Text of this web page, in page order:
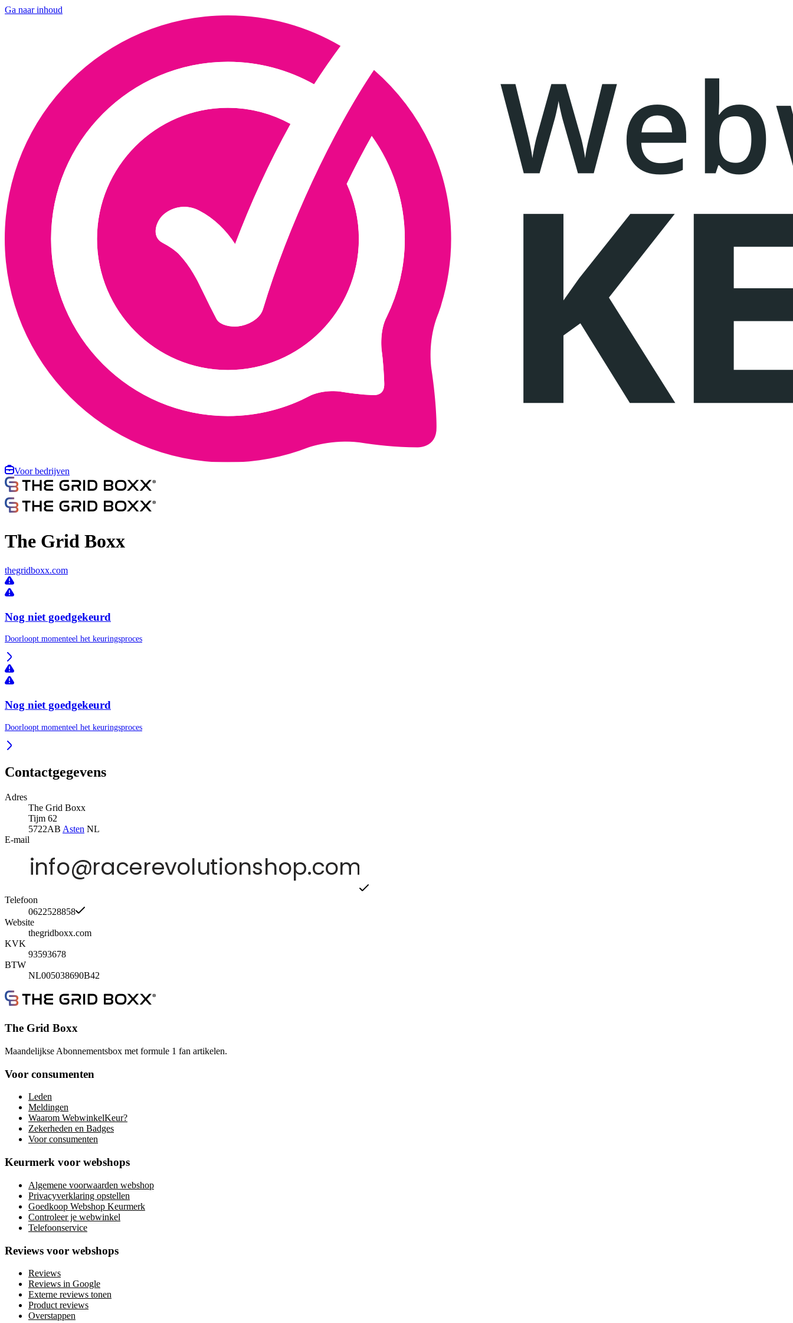
Ga naar inhoud
Voor bedrijven
The Grid Boxx
thegridboxx.com
Nog niet goedgekeurd
Doorloopt momenteel het keuringsproces
Nog niet goedgekeurd
Doorloopt momenteel het keuringsproces
Contactgegevens
Adres
The Grid Boxx
Tijm 62
5722AB Asten NL
E-mail
Telefoon
0622528858
Website
thegridboxx.com
KVK
93593678
BTW
NL005038690B42
The Grid Boxx
Maandelijkse Abonnementsbox met formule 1 fan artikelen.
Voor consumenten
Leden
Meldingen
Waarom WebwinkelKeur?
Zekerheden en Badges
Voor consumenten
Keurmerk voor webshops
Algemene voorwaarden webshop
Privacyverklaring opstellen
Goedkoop Webshop Keurmerk
Controleer je webwinkel
Telefoonservice
Reviews voor webshops
Reviews
Reviews in Google
Externe reviews tonen
Product reviews
Overstappen